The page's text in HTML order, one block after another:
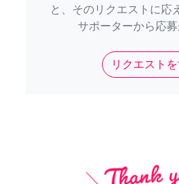
と、そのリクエストに応
サポーターから応募
リクエスト